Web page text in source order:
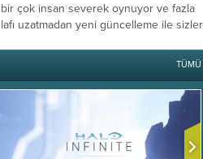
bir çok insan severek oynuyor ve fazla
lafı uzatmadan yeni güncelleme ile
TÜMÜ